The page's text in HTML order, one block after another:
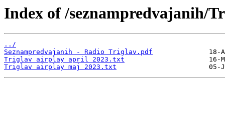
Index of /seznampredvajanih/
../
Seznampredvajanih - Radio Triglav.pdf
Triglav airplay april 2023.txt
Triglav airplay maj 2023.txt